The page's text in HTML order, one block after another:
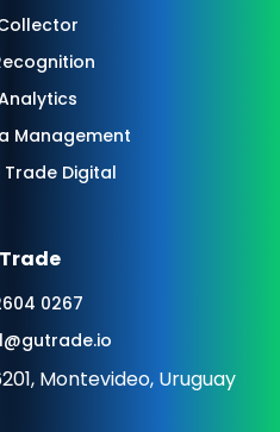
Management
Digital
0267
Montevideo, Uruguay